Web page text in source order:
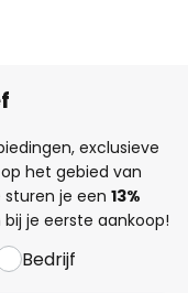
exclusieve
het gebied van
sturen je een 13%
je eerste aankoop!
Bedrijf